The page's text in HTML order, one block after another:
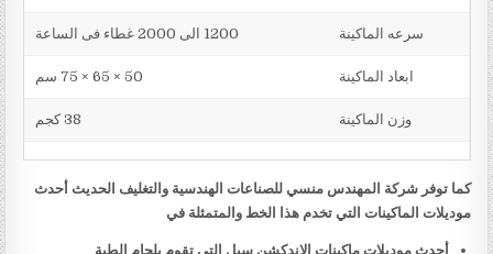
سرعه الماكينة 1200 الى 2000 غطاء فى الساعة
ابعاد الماكينة 50 × 65 × 75 سم
وزن الماكينة 38 كجم
كما توفر شركة المهندس منسي للصناعات الهندسية والتغليف الحديث أحدث
موديلات الماكينات التي تخدم هذا الخط والمتمثلة في
أحدث موديلات ماكينات الإندكشن سيل التي تقوم بلحام الطبة